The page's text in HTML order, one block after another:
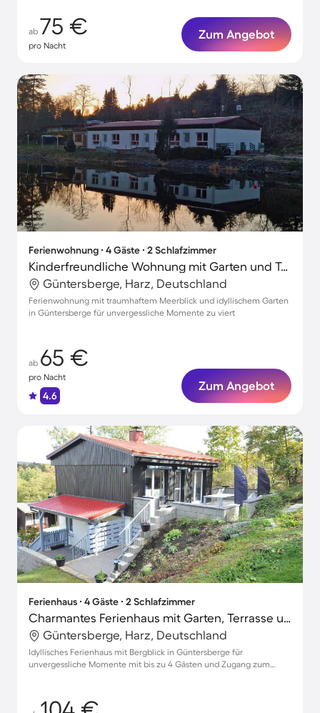
ab 75 €
pro Nacht
Zum Angebot
Ferienwohnung ∙ 4 Gäste ∙ 2 Schlafzimmer
Kinderfreundliche Wohnung mit Garten und Terrasse | Meerblick | Haustiere sind willkommen
Güntersberge, Harz, Deutschland
Ferienwohnung mit traumhaftem Meerblick und idyllischem Garten
in Güntersberge für unvergessliche Momente zu viert
ab 65 €
pro Nacht
4.6
Zum Angebot
Ferienhaus ∙ 4 Gäste ∙ 2 Schlafzimmer
Charmantes Ferienhaus mit Garten, Terrasse und Grill | Bergblick | Haustierfreundlich
Güntersberge, Harz, Deutschland
Idyllisches Ferienhaus mit Bergblick in Güntersberge für
unvergessliche Momente mit bis zu 4 Gästen und Zugang zum